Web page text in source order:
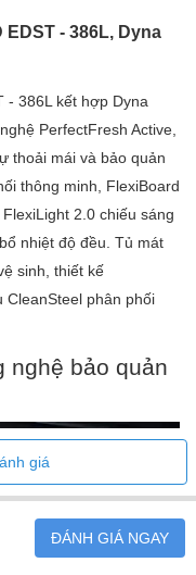
EDST - 386L, Dyna
- 386L kết hợp Dyna
PerfectFresh Active,
thoải mái và bảo quản
thông minh, FlexiBoard
2.0 chiếu sáng
nhiệt độ đều. Tủ mát
sinh, thiết kế
CleanSteel phân phối
nghệ bảo quản
giá
ĐÁNH GIÁ NGAY